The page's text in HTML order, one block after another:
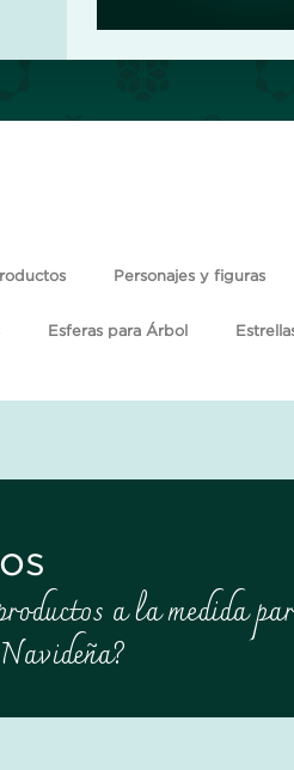
Personajes y figuras
Esferas para Árbol
a la medida